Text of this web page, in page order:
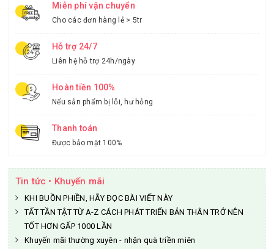
Miễn phí vận chuyển
Cho các đơn hàng lẻ > 5tr
Hỗ trợ 24/7
Liên hệ hỗ trợ 24h/ngày
Hoàn tiền 100%
Nếu sản phẩm bị lỗi, hư hỏng
Thanh toán
Được bảo mật 100%
Tin tức • Khuyến mãi
KHI BUỒN PHIỀN, HÃY ĐỌC BÀI VIẾT NÀY
TẤT TẦN TẬT TỪ A-Z CÁCH PHÁT TRIỂN BẢN THÂN TRỞ NÊN
TỐT HƠN GẤP 1000 LẦN
Khuyến mãi thường xuyên - nhận quà triền miên